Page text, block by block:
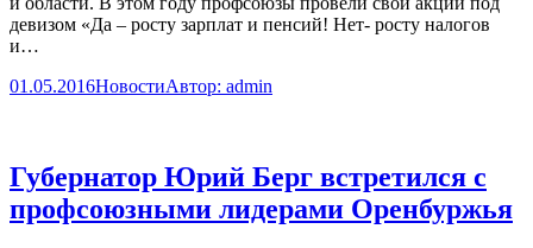
девизом «Да – росту зарплат и пенсий! Нет- росту налогов
и…
01.05.2016НовостиАвтор: admin
Губернатор Юрий Берг встретился с
профсоюзными лидерами Оренбуржья